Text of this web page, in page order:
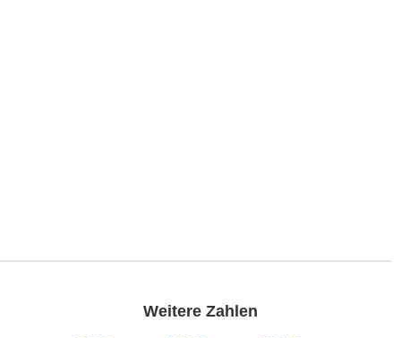
Weitere Zahlen